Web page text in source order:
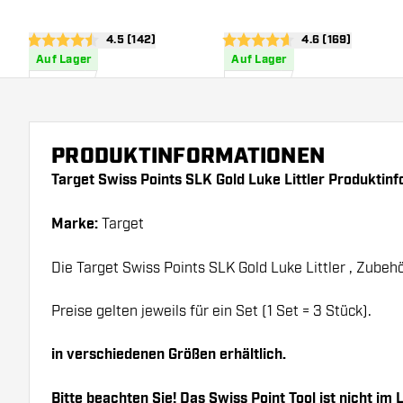
Bewertungsbereich öffnen
4.5 Bewertungssterne
4.5 (142)
Auf Lager
4.6 Bewertungssterne
4.6 (169)
Auf Lager
PRODUKTINFORMATIONEN
Target Swiss Points SLK Gold Luke Littler
Marke: Target
Die Target Swiss Points SLK Gold Luke Littler ,
Preise gelten jeweils für ein Set (1 Set = 3 Stück).
in verschiedenen Größen erhältlich.
Bitte beachten Sie! Das Swiss Point Tool ist nicht im